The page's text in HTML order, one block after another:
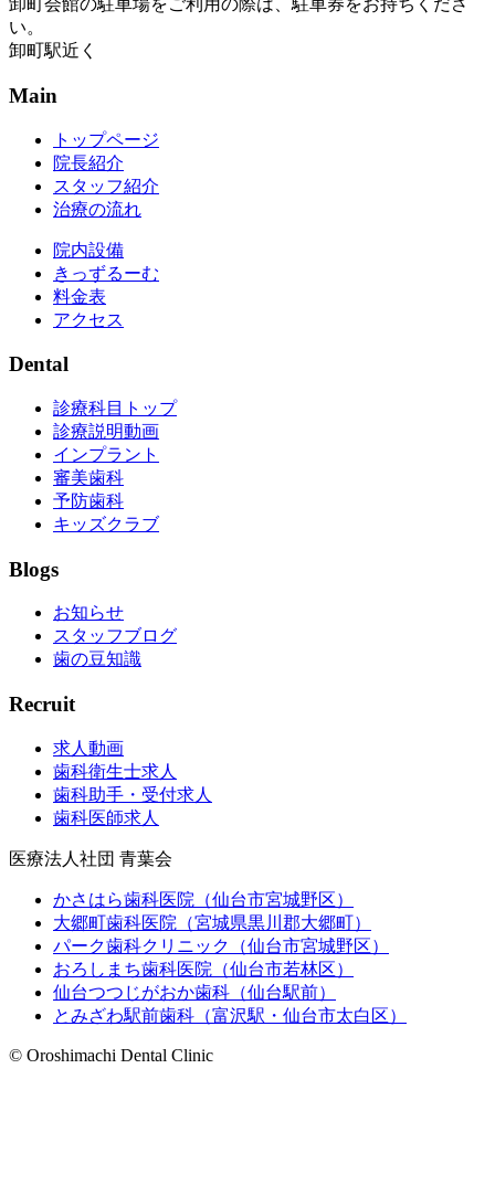
卸町会館の駐車場をご利用の際は、駐車券をお持ちくださ
い。
卸町駅近く
Main
トップページ
院長紹介
スタッフ紹介
治療の流れ
院内設備
きっずるーむ
料金表
アクセス
Dental
診療科目トップ
診療説明動画
インプラント
審美歯科
予防歯科
キッズクラブ
Blogs
お知らせ
スタッフブログ
歯の豆知識
Recruit
求人動画
歯科衛生士求人
歯科助手・受付求人
歯科医師求人
医療法人社団 青葉会
かさはら歯科医院（仙台市宮城野区）
大郷町歯科医院（宮城県黒川郡大郷町）
パーク歯科クリニック（仙台市宮城野区）
おろしまち歯科医院（仙台市若林区）
仙台つつじがおか歯科（仙台駅前）
とみざわ駅前歯科（富沢駅・仙台市太白区）
© Oroshimachi Dental Clinic